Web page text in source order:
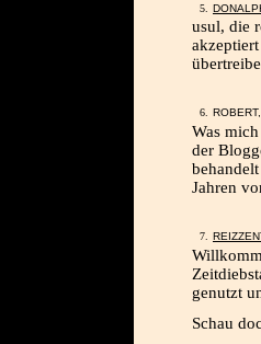
usul, die
Was
der
Jahren
genutzt
Schau